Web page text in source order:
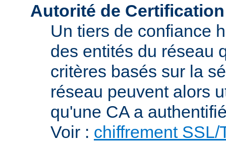
Autorité de
Un tiers de confiance
des entités du réseau
critères basés sur la
réseau peuvent alors
qu'une CA a
Voir : chiffrement SSL/